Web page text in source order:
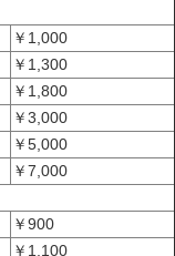
￥1,000
￥1,300
￥1,800
￥3,000
￥5,000
￥7,000
￥900
￥1,100